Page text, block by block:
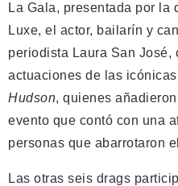
La Gala, presentada por la
Luxe, el actor, bailarín y
periodista Laura San José,
actuaciones de las icónicas
Hudson, quienes
evento que contó con una
personas que abarrotaron
Las otras seis drags